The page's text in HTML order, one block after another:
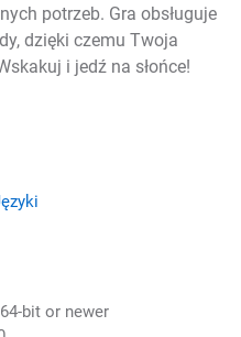
potrzeb. Gra obsługuje
dzięki czemu Twoja
i jedź na słońce!
bit or newer